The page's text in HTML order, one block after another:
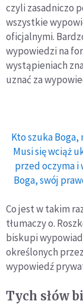
czyli zasadniczo
wszystkie
oficjalnymi.
wypowiedzi na
wystąpieniach
uznać za
Kto szuka
Musi się wciąż
przed oczyma i
Boga, swój
Co jest w takim
tłumaczy o.
biskupi
określonych
wypowiedź
Tych słów